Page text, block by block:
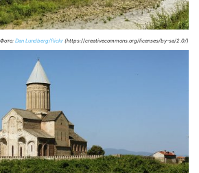
Фото: Dan Lundberg/flickr (https://creativecommons.org/licenses/by-sa/2.0/)